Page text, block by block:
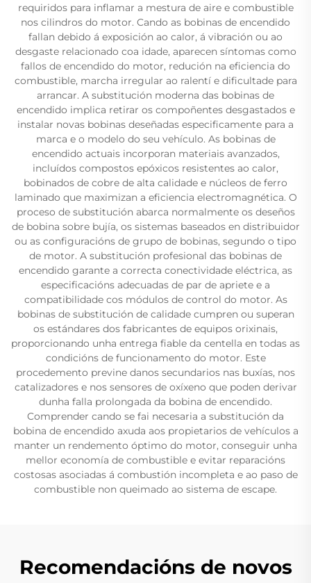
requiridos para inflamar a mestura de aire e combustible
nos cilindros do motor. Cando as bobinas de encendido
fallan debido á exposición ao calor, á vibración ou ao
desgaste relacionado coa idade, aparecen síntomas como
fallos de encendido do motor, redución na eficiencia do
combustible, marcha irregular ao ralentí e dificultade para
arrancar. A substitución moderna das bobinas de
encendido implica retirar os compoñentes desgastados e
instalar novas bobinas deseñadas especificamente para a
marca e o modelo do seu vehículo. As bobinas de
encendido actuais incorporan materiais avanzados,
incluídos compostos epóxicos resistentes ao calor,
bobinados de cobre de alta calidade e núcleos de ferro
laminado que maximizan a eficiencia electromagnética. O
proceso de substitución abarca normalmente os deseños
de bobina sobre bujía, os sistemas baseados en distribuidor
ou as configuracións de grupo de bobinas, segundo o tipo
de motor. A substitución profesional das bobinas de
encendido garante a correcta conectividade eléctrica, as
especificacións adecuadas de par de apriete e a
compatibilidade cos módulos de control do motor. As
bobinas de substitución de calidade cumpren ou superan
os estándares dos fabricantes de equipos orixinais,
proporcionando unha entrega fiable da centella en todas as
condicións de funcionamento do motor. Este
procedemento previne danos secundarios nas buxías, nos
catalizadores e nos sensores de oxíxeno que poden derivar
dunha falla prolongada da bobina de encendido.
Comprender cando se fai necesaria a substitución da
bobina de encendido axuda aos propietarios de vehículos a
manter un rendemento óptimo do motor, conseguir unha
mellor economía de combustible e evitar reparacións
costosas asociadas á combustión incompleta e ao paso de
combustible non queimado ao sistema de escape.
Recomendacións de novos